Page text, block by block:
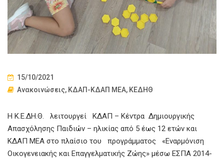
15/10/2021
Ανακοινώσεις, ΚΔΑΠ-ΚΔΑΠ ΜΕΑ, ΚΕΔΗΘ
Η Κ.Ε.ΔΗ.Θ. λειτουργεί ΚΔΑΠ – Κέντρα Δημιουργικής
Απασχόλησης Παιδιών – ηλικίας από 5 έως 12 ετών και
ΚΔΑΠ ΜΕΑ στο πλαίσιο του προγράμματος «Εναρμόνιση
Οικογενειακής και Επαγγελματικής Ζώης» μέσω ΕΣΠΑ 2014-